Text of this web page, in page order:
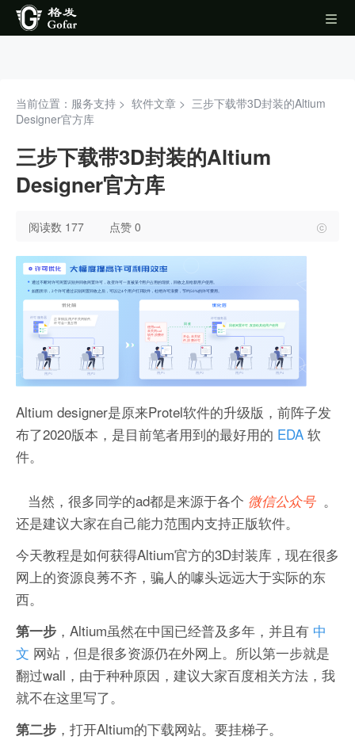
当前位置：服务支持 > 软件文章 > 三步下载带3D封装的Altium
Designer官方库
三步下载带3D封装的Altium
Designer官方库
阅读数 177 点赞 0
Altium designer是原来Protel软件的升级版，前阵子发
布了2020版本，是目前笔者用到的最好用的 EDA 软
件。
当然，很多同学的ad都是来源于各个 微信公众号 。
还是建议大家在自己能力范围内支持正版软件。
今天教程是如何获得Altium官方的3D封装库，现在很多
网上的资源良莠不齐，骗人的噱头远远大于实际的东
西。
第一步 ，Altium虽然在中国已经普及多年，并且有 中
文 网站，但是很多资源仍在外网上。所以第一步就是
翻过wall，由于种种原因，建议大家百度相关方法，我
就不在这里写了。
第二步 ，打开Altium的下载网站。要挂梯子。